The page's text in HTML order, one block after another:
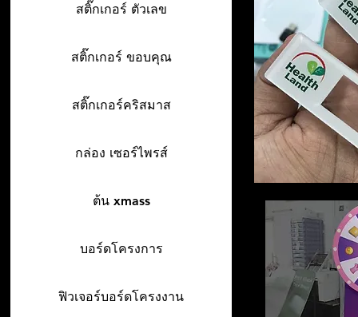
สติ๊กเกอร์ ตัวเลข
สติ๊กเกอร์ ขอบคุณ
สติ๊กเกอร์คริสมาส
กล่อง เซอร์ไพรส์
ต้น xmass
บอร์ดโครงการ
ฟิวเจอร์บอร์ดโครงงาน